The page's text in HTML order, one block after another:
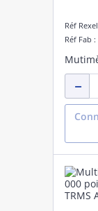
Réf
Réf Fab :